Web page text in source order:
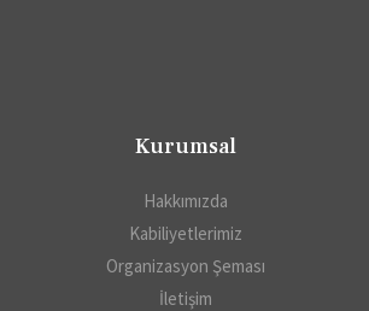
Kurumsal
Hakkımızda
Kabiliyetlerimiz
Organizasyon Şeması
İletişim